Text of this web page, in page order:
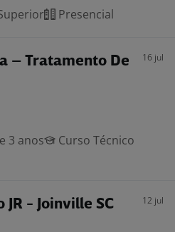
Presencial
– Tratamento De
16 jul
3 anos
Curso Técnico
- Joinville SC 12 jul